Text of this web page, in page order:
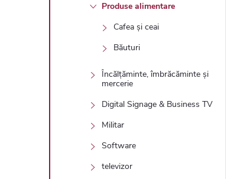
Produse alimentare
Cafea și ceai
Băuturi
Încălțăminte, îmbrăcăminte și
mercerie
Digital Signage & Business TV
Militar
Software
televizor